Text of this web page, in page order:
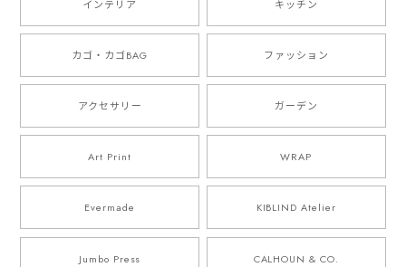
インテリア キッチン
カゴ・カゴBAG ファッション
アクセサリー ガーデン
Art Print WRAP
Evermade KIBLIND Atelier
Jumbo Press CALHOUN & CO.